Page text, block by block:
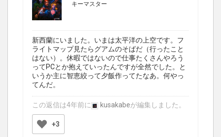
キーマスター
新西蘭にいました。いまは太平洋の上空です。フ
ライトマップ見たらグアムのそばだ（行ったこと
はない）。休暇ではないので仕事たくさんやろう
ってPCとか抱えていったんですが全然でした。と
いうか主に智恵絞って夕飯作ってたなあ。何やっ
てんだ。
この返信は4年前に kusakabeが編集しました。
+3